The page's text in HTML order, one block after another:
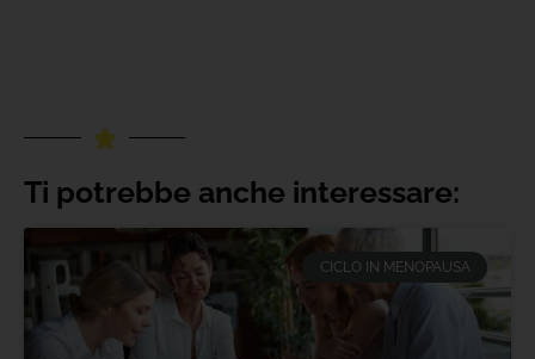
Ti potrebbe anche interessare:
CICLO IN MENOPAUSA